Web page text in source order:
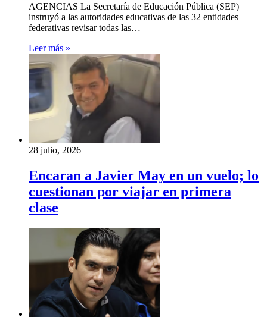
AGENCIAS La Secretaría de Educación Pública (SEP)
instruyó a las autoridades educativas de las 32 entidades
federativas revisar todas las…
Leer más »
28 julio, 2026
Encaran a Javier May en un vuelo; lo
cuestionan por viajar en primera
clase